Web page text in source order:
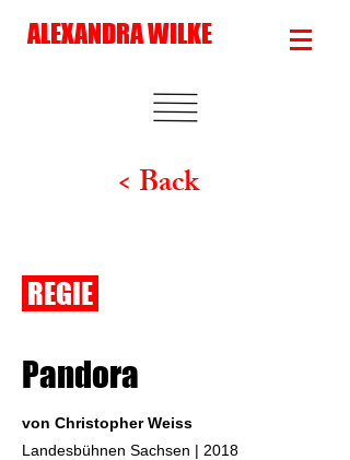
ALEXANDRA WILKE
< Back
REGIE
Pandora
von Christopher Weiss
Landesbühnen Sachsen | 2018